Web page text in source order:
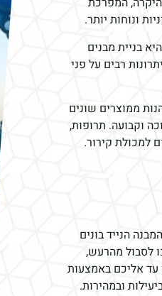
ונוחות יותר.
בניית מבנים
רבים על פני
ממוצרים שונים
וקבועה. תרופות,
למכולת קירור.
הנייד בונים
לסבול מהרעש,
עד אליכם באמצעות
ובמהירות.